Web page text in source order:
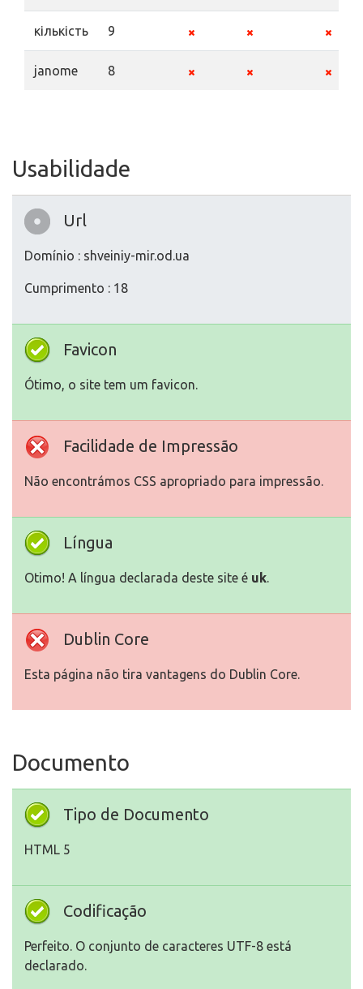
кількість 9
janome 8
Usabilidade
Url
Domínio : shveiniy-mir.od.ua
Cumprimento : 18
Favicon
Ótimo, o site tem um favicon.
Facilidade de Impressão
Não encontrámos CSS apropriado para impressão.
Língua
Otimo! A língua declarada deste site é uk.
Dublin Core
Esta página não tira vantagens do Dublin Core.
Documento
Tipo de Documento
HTML 5
Codificação
Perfeito. O conjunto de caracteres UTF-8 está
declarado.